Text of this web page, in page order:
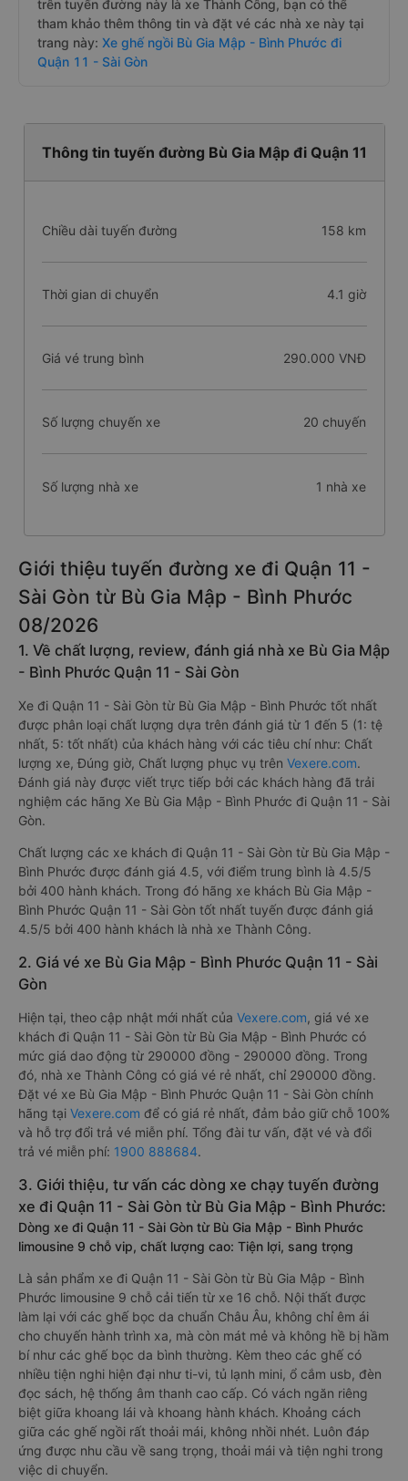
trên tuyến đường này là xe Thành Công, bạn có thể
tham khảo thêm thông tin và đặt vé các nhà xe này tại
trang này: Xe ghế ngồi Bù Gia Mập - Bình Phước đi
Quận 11 - Sài Gòn
Thông tin tuyến đường Bù Gia Mập đi Quận 11
Chiều dài tuyến đường 158 km
Thời gian di chuyển 4.1 giờ
Giá vé trung bình 290.000 VNĐ
Số lượng chuyến xe 20 chuyến
Số lượng nhà xe 1 nhà xe
Giới thiệu tuyến đường xe đi Quận 11 -
Sài Gòn từ Bù Gia Mập - Bình Phước
08/2026
1. Về chất lượng, review, đánh giá nhà xe Bù Gia Mập
- Bình Phước Quận 11 - Sài Gòn
Xe đi Quận 11 - Sài Gòn từ Bù Gia Mập - Bình Phước tốt nhất
được phân loại chất lượng dựa trên đánh giá từ 1 đến 5 (1: tệ
nhất, 5: tốt nhất) của khách hàng với các tiêu chí như: Chất
lượng xe, Đúng giờ, Chất lượng phục vụ trên Vexere.com.
Đánh giá này được viết trực tiếp bởi các khách hàng đã trải
nghiệm các hãng Xe Bù Gia Mập - Bình Phước đi Quận 11 - Sài
Gòn.
Chất lượng các xe khách đi Quận 11 - Sài Gòn từ Bù Gia Mập -
Bình Phước được đánh giá 4.5, với điểm trung bình là 4.5/5
bởi 400 hành khách. Trong đó hãng xe khách Bù Gia Mập -
Bình Phước Quận 11 - Sài Gòn tốt nhất tuyến được đánh giá
4.5/5 bởi 400 hành khách là nhà xe Thành Công.
2. Giá vé xe Bù Gia Mập - Bình Phước Quận 11 - Sài
Gòn
Hiện tại, theo cập nhật mới nhất của Vexere.com, giá vé xe
khách đi Quận 11 - Sài Gòn từ Bù Gia Mập - Bình Phước có
mức giá dao động từ 290000 đồng - 290000 đồng. Trong
đó, nhà xe Thành Công có giá vé rẻ nhất, chỉ 290000 đồng.
Đặt vé xe Bù Gia Mập - Bình Phước Quận 11 - Sài Gòn chính
hãng tại Vexere.com để có giá rẻ nhất, đảm bảo giữ chỗ 100%
và hỗ trợ đổi trả vé miễn phí. Tổng đài tư vấn, đặt vé và đổi
trả vé miễn phí: 1900 888684.
3. Giới thiệu, tư vấn các dòng xe chạy tuyến đường
xe đi Quận 11 - Sài Gòn từ Bù Gia Mập - Bình Phước:
Dòng xe đi Quận 11 - Sài Gòn từ Bù Gia Mập - Bình Phước
limousine 9 chỗ vip, chất lượng cao: Tiện lợi, sang trọng
Là sản phẩm xe đi Quận 11 - Sài Gòn từ Bù Gia Mập - Bình
Phước limousine 9 chỗ cải tiến từ xe 16 chỗ. Nội thất được
làm lại với các ghế bọc da chuẩn Châu Âu, không chỉ êm ái
cho chuyến hành trình xa, mà còn mát mẻ và không hề bị hầm
bí như các ghế bọc da bình thường. Kèm theo các ghế có
nhiều tiện nghi hiện đại như ti-vi, tủ lạnh mini, ổ cắm usb, đèn
đọc sách, hệ thống âm thanh cao cấp. Có vách ngăn riêng
biệt giữa khoang lái và khoang hành khách. Khoảng cách
giữa các ghế ngồi rất thoải mái, không nhồi nhét. Luôn đáp
ứng được nhu cầu về sang trọng, thoải mái và tiện nghi trong
việc di chuyển.